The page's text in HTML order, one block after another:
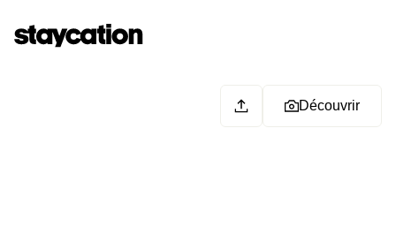
Découvrir